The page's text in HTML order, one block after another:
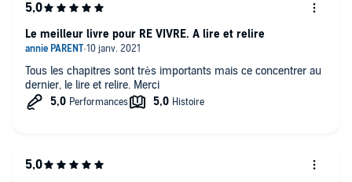
Tous les chapitres sont très importants mais ce concentrer au
dernier, le lire et relire. Merci
Le meilleur livre pour RE VIVRE. A lire et relire